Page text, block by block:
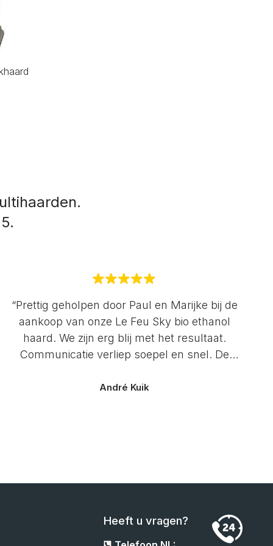
“Prettig geholpen door Paul en Marijke bij de
aankoop van onze Le Feu Sky bio ethanol
haard. We zijn erg blij met het resultaat.
Communicatie verliep soepel en snel. De
André Kuik
Heeft u vragen?